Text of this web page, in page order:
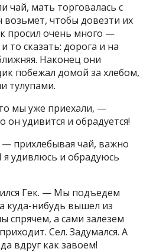
чай, мать торговалась с
чтобы довезти их
просил очень много —
то сказать: дорога и на
Наконец они
побежал домой за хлебом,
тулупами.
мы уже приехали, —
он удивится и обрадуется!
прихлебывая чай, важно
удивлюсь и обрадуюсь
Гек. — Мы подъедем
куда-нибудь вышел из
спрячем, а сами залезем
Сел. Задумался. А
вдруг как завоем!